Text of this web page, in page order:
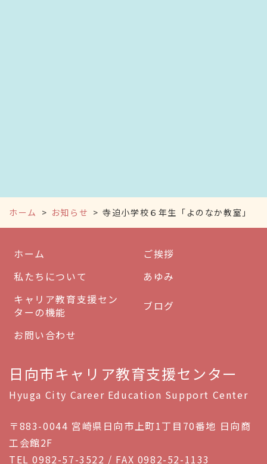
ホーム お知らせ 寺迫小学校６年生「よのなか教室」
ホーム
ご挨拶
私たちについて
あゆみ
キャリア教育支援セン
ターの機能
ブログ
お問い合わせ
日向市キャリア教育支援センター
Hyuga City Career Education Support Center
〒883-0044 宮崎県日向市上町1丁目70番地 日向商
工会館2F
TEL 0982-57-3522 / FAX 0982-52-1133